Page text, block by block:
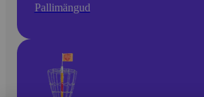
Pallimängud